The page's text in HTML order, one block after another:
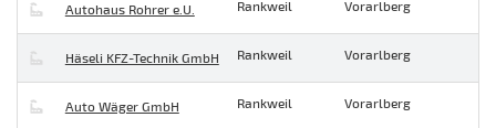
Autohaus Rohrer e.U. Rankweil Vorarlberg
Häseli KFZ-Technik GmbH Rankweil Vorarlberg
Auto Wäger GmbH Rankweil Vorarlberg